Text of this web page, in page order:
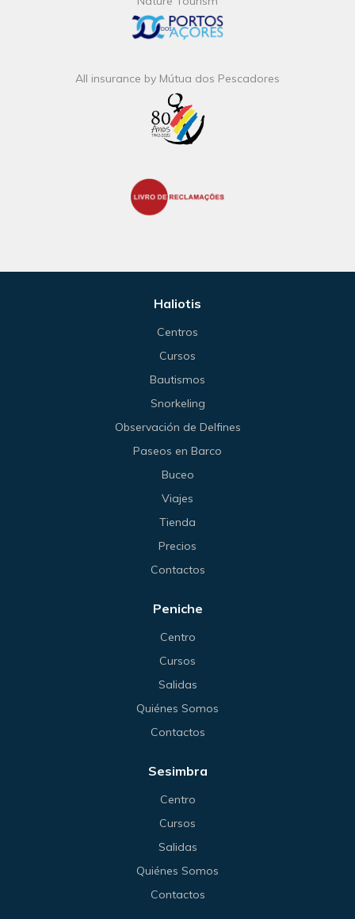
All insurance by Mútua dos Pescadores
Haliotis
Centros
Cursos
Bautismos
Snorkeling
Observación de Delfines
Paseos en Barco
Buceo
Viajes
Tienda
Precios
Contactos
Peniche
Centro
Cursos
Salidas
Quiénes Somos
Contactos
Sesimbra
Centro
Cursos
Salidas
Quiénes Somos
Contactos